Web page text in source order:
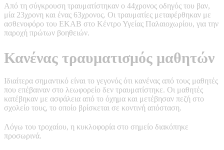
Από τη σύγκρουση τραυματίστηκαν ο 44χρονος οδηγός του βαν,
μία 23χρονη και ένας 63χρονος. Οι τραυματίες μεταφέρθηκαν με
ασθενοφόρο του ΕΚΑΒ στο Κέντρο Υγείας Παλαιοχωρίου, για την
παροχή πρώτων βοηθειών.
Κανένας τραυματισμός μαθητών
Ιδιαίτερα σημαντικό είναι το γεγονός ότι κανένας από τους μαθητές
που επέβαιναν στο λεωφορείο δεν τραυματίστηκε. Οι μαθητές
κατέβηκαν με ασφάλεια από το όχημα και μετέβησαν πεζή στο
σχολείο τους, το οποίο βρίσκεται σε κοντινή απόσταση.
Λόγω του τροχαίου, η κυκλοφορία στο σημείο διακόπηκε
προσωρινά.